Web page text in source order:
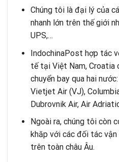
Chúng tôi là đại lý của
nhanh lớn trên thế giới
UPS,…
IndochinaPost hợp tác
tế tại Việt Nam, Croatia
chuyển bay qua hai
Vietjet Air (VJ),
Dubrovnik Air, Air
Ngoài ra, chúng tôi còn
khăp với các đối tác
trên toàn châu Âu.